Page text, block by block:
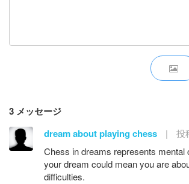
3 メッセージ
dream about playing chess
|
投
Chess in dreams represents mental
your dream could mean you are
difficulties.